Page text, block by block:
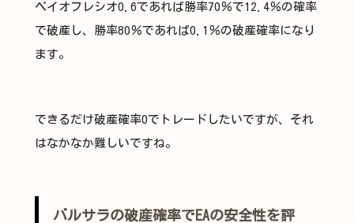
ペイオフレシオ0.6であれば勝率70％で12.4％の確率
で破産し、勝率80％であれば0.1％の破産確率になり
ます。
できるだけ破産確率0でトレードしたいですが、それ
はなかなか難しいですね。
バルサラの破産確率でEAの安全性を評